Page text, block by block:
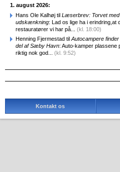
1. august 2026:
Hans Ole Kalhøj til Læserbrev: Torvet
udskænkning: Lad os lige ha i erindring,at
restauratører vi har på... (kl. 18:00)
Henning Fjermestad til Autocampere
del af Sæby Havn: Auto-kamper plassene
riktig nok god... (kl. 9:52)
Kontakt os